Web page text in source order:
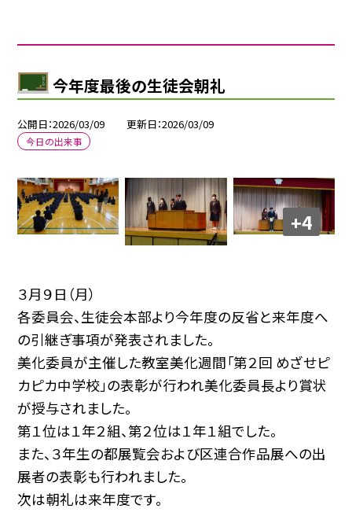
今年度最後の生徒会朝礼
公開日 2026/03/09 更新日 2026/03/09
今日の出来事
+4
３月９日（月）
各委員会、生徒会本部より今年度の反省と来年度へ
の引継ぎ事項が発表されました。
美化委員が主催した教室美化週間「第２回 めざせピ
カピカ中学校」の表彰が行われ美化委員長より賞状
が授与されました。
第１位は１年２組、第２位は１年１組でした。
また、３年生の都展覧会および区連合作品展への出
展者の表彰も行われました。
次は朝礼は来年度です。